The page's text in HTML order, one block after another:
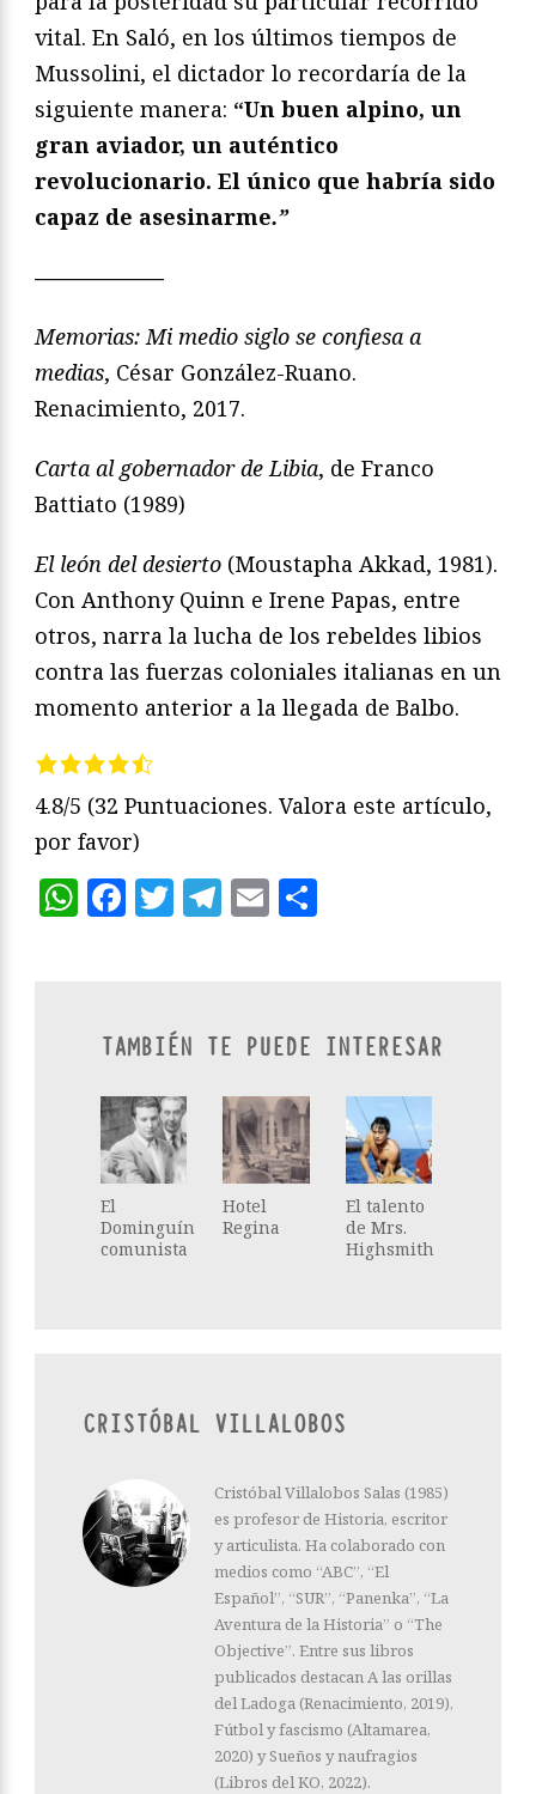
vital. En Saló, en los últimos tiempos de
Mussolini, el dictador lo recordaría de la
siguiente manera: “Un buen alpino, un
gran aviador, un auténtico
revolucionario. El único que habría sido
capaz de asesinarme.”
——————
Memorias: Mi medio siglo se confiesa a
medias, César González-Ruano.
Renacimiento, 2017.
Carta al gobernador de Libia, de Franco
Battiato (1989)
El león del desierto (Moustapha Akkad, 1981).
Con Anthony Quinn e Irene Papas, entre
otros, narra la lucha de los rebeldes libios
contra las fuerzas coloniales italianas en un
momento anterior a la llegada de Balbo.
4.8/5 (32 Puntuaciones. Valora este artículo,
por favor)
WhatsApp
Facebook
Twitter
Telegram
Email
TAMBIÉN TE PUEDE INTERESAR
El
Dominguín
comunista
Hotel
Regina
El talento
de Mrs.
Highsmith
CRISTÓBAL VILLALOBOS
Cristóbal Villalobos Salas (1985)
es profesor de Historia, escritor
y articulista. Ha colaborado con
medios como “ABC”, “El
Español”, “SUR”, “Panenka”, “La
Aventura de la Historia” o “The
Objective”. Entre sus libros
publicados destacan A las orillas
del Ladoga (Renacimiento, 2019),
Fútbol y fascismo (Altamarea,
2020) y Sueños y naufragios
(Libros del KO, 2022).